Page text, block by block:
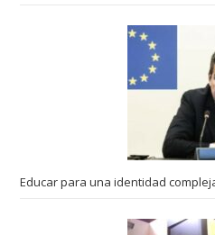
Educar para una identidad